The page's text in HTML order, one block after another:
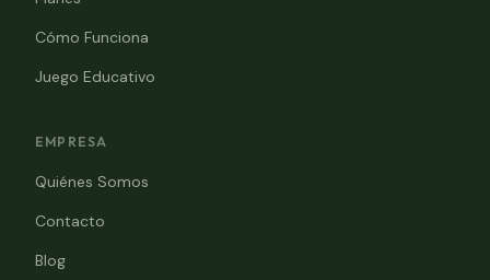
Cómo Funciona
Juego Educativo
EMPRESA
Quiénes Somos
Contacto
Blog